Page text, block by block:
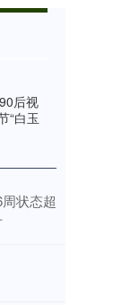
后视
“白玉
状态超